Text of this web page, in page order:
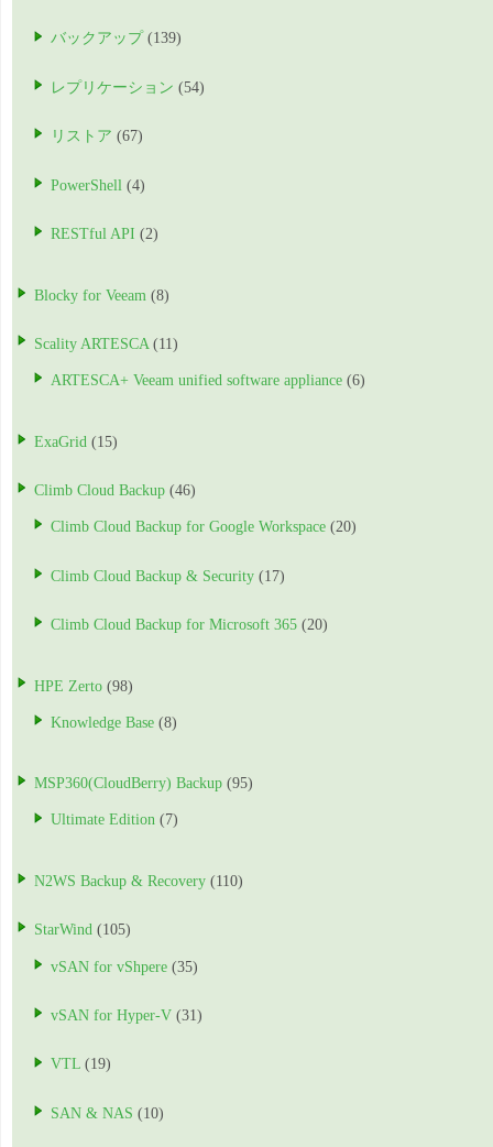
バックアップ (139)
レプリケーション (54)
リストア (67)
PowerShell (4)
RESTful API (2)
Blocky for Veeam (8)
Scality ARTESCA (11)
ARTESCA+ Veeam unified software appliance (6)
ExaGrid (15)
Climb Cloud Backup (46)
Climb Cloud Backup for Google Workspace (20)
Climb Cloud Backup & Security (17)
Climb Cloud Backup for Microsoft 365 (20)
HPE Zerto (98)
Knowledge Base (8)
MSP360(CloudBerry) Backup (95)
Ultimate Edition (7)
N2WS Backup & Recovery (110)
StarWind (105)
vSAN for vShpere (35)
vSAN for Hyper-V (31)
VTL (19)
SAN & NAS (10)